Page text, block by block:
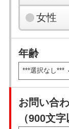
女性
年齢
お問い合
（900文字